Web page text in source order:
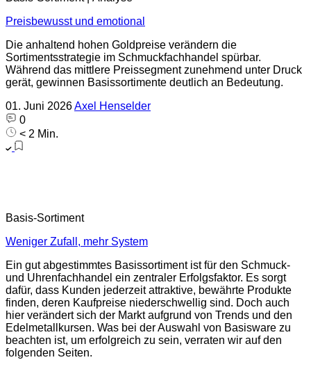
Preisbewusst und emotional
Die anhaltend hohen Goldpreise verändern die
Sortimentsstrategie im Schmuckfachhandel spürbar.
Während das mittlere Preissegment zunehmend unter Druck
gerät, gewinnen Basissortimente deutlich an Bedeutung.
01. Juni 2026Axel Henselder
0
< 2 Min.
Basis-Sortiment
Weniger Zufall, mehr System
Ein gut abgestimmtes Basissortiment ist für den Schmuck-
und Uhrenfachhandel ein zentraler Erfolgsfaktor. Es sorgt
dafür, dass Kunden jederzeit attraktive, bewährte Produkte
finden, deren Kaufpreise niederschwellig sind. Doch auch
hier verändert sich der Markt aufgrund von Trends und den
Edelmetallkursen. Was bei der Auswahl von Basisware zu
beachten ist, um erfolgreich zu sein, verraten wir auf den
folgenden Seiten.